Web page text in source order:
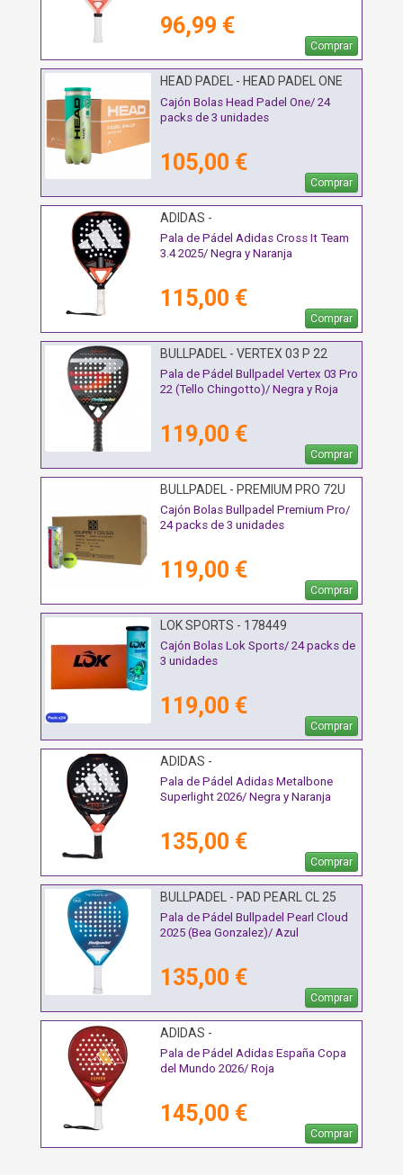
96,99 €
Comprar
HEAD PADEL - HEAD PADEL ONE
72U
Cajón Bolas Head Padel One/ 24
packs de 3 unidades
105,00 €
Comprar
ADIDAS -
Pala de Pádel Adidas Cross It Team
3.4 2025/ Negra y Naranja
115,00 €
Comprar
BULLPADEL - VERTEX 03 P 22
Pala de Pádel Bullpadel Vertex 03 Pro
22 (Tello Chingotto)/ Negra y Roja
119,00 €
Comprar
BULLPADEL - PREMIUM PRO 72U
Cajón Bolas Bullpadel Premium Pro/
24 packs de 3 unidades
119,00 €
Comprar
LOK SPORTS - 178449
Cajón Bolas Lok Sports/ 24 packs de
3 unidades
119,00 €
Comprar
ADIDAS -
Pala de Pádel Adidas Metalbone
Superlight 2026/ Negra y Naranja
135,00 €
Comprar
BULLPADEL - PAD PEARL CL 25
Pala de Pádel Bullpadel Pearl Cloud
2025 (Bea Gonzalez)/ Azul
135,00 €
Comprar
ADIDAS -
Pala de Pádel Adidas España Copa
del Mundo 2026/ Roja
145,00 €
Comprar